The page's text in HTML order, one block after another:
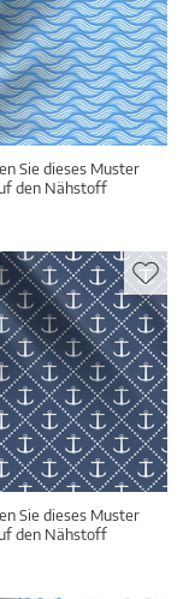
Sie dieses Muster
den Nähstoff
Sie dieses Muster
den Nähstoff